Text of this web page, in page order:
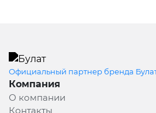
Официальный партнер бренда
Компания
О компании
Контакты